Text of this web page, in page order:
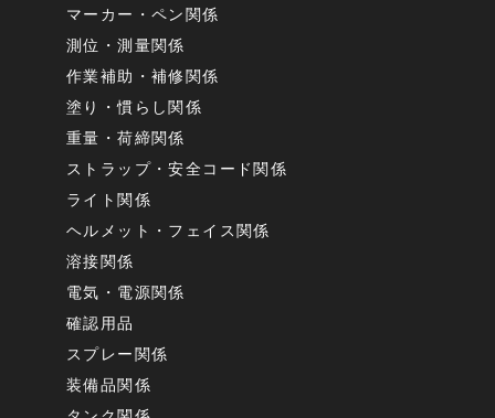
マーカー・ペン関係
測位・測量関係
作業補助・補修関係
塗り・慣らし関係
重量・荷締関係
ストラップ・安全コード関係
ライト関係
ヘルメット・フェイス関係
溶接関係
電気・電源関係
確認用品
スプレー関係
装備品関係